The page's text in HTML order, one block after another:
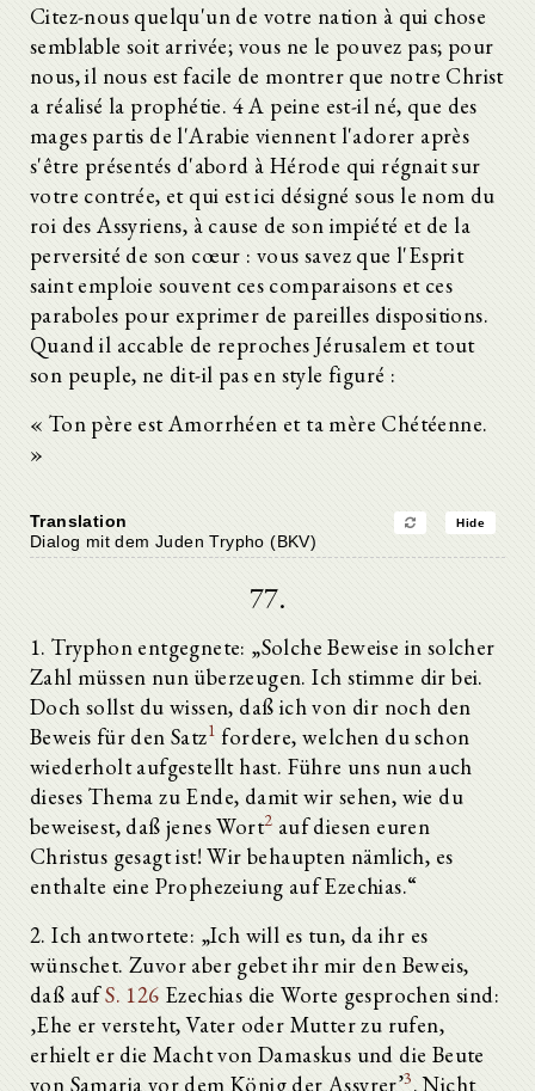
Citez-nous quelqu'un de votre nation à qui chose
semblable soit arrivée; vous ne le pouvez pas; pour
nous, il nous est facile de montrer que notre Christ
a réalisé la prophétie. 4 A peine est-il né, que des
mages partis de l'Arabie viennent l'adorer après
s'être présentés d'abord à Hérode qui régnait sur
votre contrée, et qui est ici désigné sous le nom du
roi des Assyriens, à cause de son impiété et de la
perversité de son cœur : vous savez que l'Esprit
saint emploie souvent ces comparaisons et ces
paraboles pour exprimer de pareilles dispositions.
Quand il accable de reproches Jérusalem et tout
son peuple, ne dit-il pas en style figuré :
« Ton père est Amorrhéen et ta mère Chétéenne.
»
Translation Hide
Dialog mit dem Juden Trypho (BKV)
77.
1. Tryphon entgegnete: „Solche Beweise in solcher
Zahl müssen nun überzeugen. Ich stimme dir bei.
Doch sollst du wissen, daß ich von dir noch den
Beweis für den Satz1 fordere, welchen du schon
wiederholt aufgestellt hast. Führe uns nun auch
dieses Thema zu Ende, damit wir sehen, wie du
beweisest, daß jenes Wort2 auf diesen euren
Christus gesagt ist! Wir behaupten nämlich, es
enthalte eine Prophezeiung auf Ezechias.“
2. Ich antwortete: „Ich will es tun, da ihr es
wünschet. Zuvor aber gebet ihr mir den Beweis,
daß aufS. 126 Ezechias die Worte gesprochen sind:
‚Ehe er versteht, Vater oder Mutter zu rufen,
erhielt er die Macht von Damaskus und die Beute
von Samaria vor dem König der Assyrer’3. Nicht